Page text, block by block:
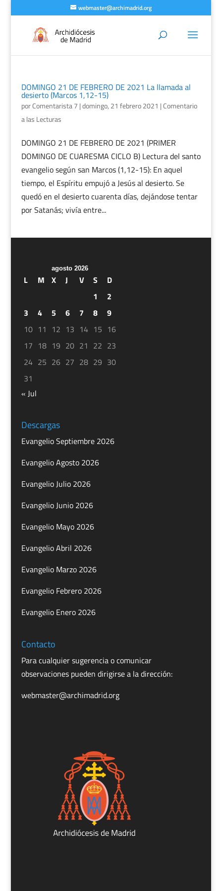
webmaster@archimadrid.org
DOMINGO 21 DE FEBRERO DE 2021 La llamada al
desierto (Marcos 1,12-15)
porComentarista 7 |domingo, 21 febrero 2021 |Comentario
a las Lecturas
DOMINGO 21 DE FEBRERO DE 2021 (PRIMER
DOMINGO DE CUARESMA CICLO B) Lectura del santo
evangelio según san Marcos (1,12-15): En aquel
tiempo, el Espíritu empujó a Jesús al desierto. Se
quedó en el desierto cuarenta días, dejándose tentar
por Satanás; vivía entre...
agosto 2026
L M X J V S
D
1
2
3
4 5 6 7 8
9
10 11 12 13 14 15 16
17 18 19 20 21 22 23
24 25 26 27 28 29 30
31
« Jul
Descargas
Evangelio Septiembre 2026
Evangelio Agosto 2026
Evangelio Julio 2026
Evangelio Junio 2026
Evangelio Mayo 2026
Evangelio Abril 2026
Evangelio Marzo 2026
Evangelio Febrero 2026
Evangelio Enero 2026
Contacto
Para cualquier sugerencia o comunicar
observaciones pueden dirigirse a la dirección:
webmaster@archimadrid.org